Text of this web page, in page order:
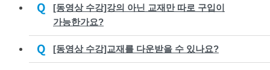
[동영상 수강]강의 아닌 교재만 따로 구입이
가능한가요?
[동영상 수강]교재를 다운받을 수 있나요?